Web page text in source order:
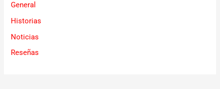
General
Historias
Noticias
Reseñas